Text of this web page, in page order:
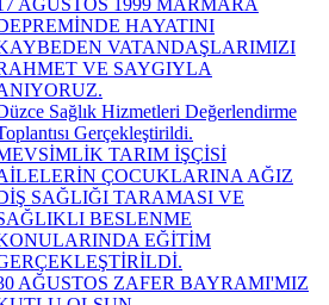
HAYATINI
VATANDAŞLARIMIZI
VE SAYGIYLA
Sağlık Hizmetleri Değerlendirme
Gerçekleştirildi.
TARIM İŞÇİSİ
ÇOCUKLARINA AĞIZ
SAĞLIĞI TARAMASI VE
BESLENME
EĞİTİM
AĞUSTOS ZAFER BAYRAMI'MIZ